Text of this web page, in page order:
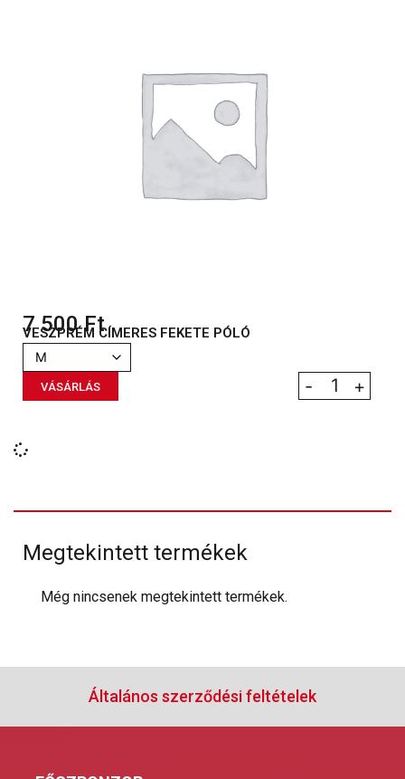
7 500Ft
VESZPRÉM CÍMERES FEKETE PÓLÓ
- +
VÁSÁRLÁS
Megtekintett termékek
Még nincsenek megtekintett termékek.
Általános szerződési feltételek